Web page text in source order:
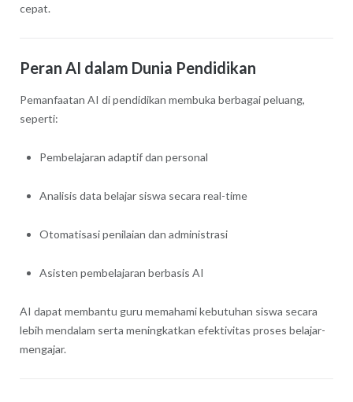
cepat.
Peran AI dalam Dunia Pendidikan
Pemanfaatan AI di pendidikan membuka berbagai peluang,
seperti:
Pembelajaran adaptif dan personal
Analisis data belajar siswa secara real-time
Otomatisasi penilaian dan administrasi
Asisten pembelajaran berbasis AI
AI dapat membantu guru memahami kebutuhan siswa secara
lebih mendalam serta meningkatkan efektivitas proses belajar-
mengajar.